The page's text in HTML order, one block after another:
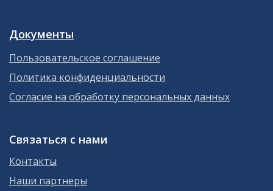
Документы
Пользовательское соглашение
Политика конфиденциальности
Согласие на обработку персональных данных
Связаться с нами
Контакты
Наши партнеры